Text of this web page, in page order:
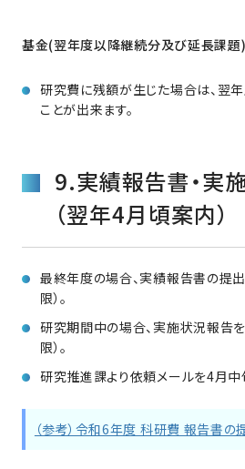
基金(翌年度以降継続分及び延長課題)
研究費に残額が生じた場合は、翌
ことが出来ます。
9.実績報告書・実
（翌年4月頃案内）
最終年度の場合、実績報告書の提
限）。
研究期間中の場合、実施状況報告
限）。
研究推進課より依頼メールを4月中
（参考）令和6年度 科研費 報告書の